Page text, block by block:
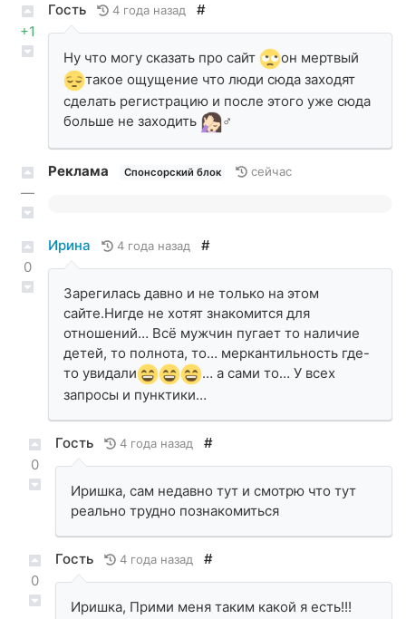
+1
Гость 4 года назад #
Ну что могу сказать про сайт
он мертвый
такое ощущение что люди сюда заходят
сделать регистрацию и после этого уже сюда
больше не заходить
‍♂️
—
Реклама Спонсорский блок сейчас
0
Ирина 4 года назад #
Зарегилась давно и не только на этом
сайте.Нигде не хотят знакомится для
отношений… Всё мужчин пугает то наличие
детей, то полнота, то… меркантильность где-
то увидали
… а сами то… У всех
запросы и пунктики…
0
Гость 4 года назад #
Иришка, сам недавно тут и смотрю что тут
реально трудно познакомиться
0
Гость 4 года назад #
Иришка, Прими меня таким какой я есть!!!